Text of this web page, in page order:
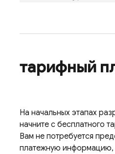
тарифный
На начальных этапах
начните с бесплатного
Вам не потребуется
платежную информацию,